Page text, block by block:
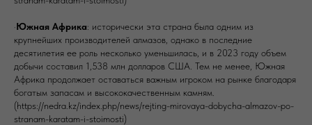
·Южная Африка: исторически эта страна была одним из
крупнейших производителей алмазов, однако в последние
десятилетия ее роль несколько уменьшилась, и в 2023 году объем
добычи составил 1,538 млн долларов США. Тем не менее, Южная
Африка продолжает оставаться важным игроком на рынке благодаря
богатым запасам и высококачественным камням.
(https://nedra.kz/index.php/news/rejting-mirovaya-dobycha-almazov-po-
stranam-karatam-i-stoimosti)